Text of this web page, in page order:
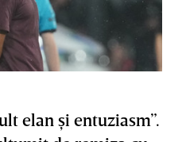
elan şi entuziasm”.